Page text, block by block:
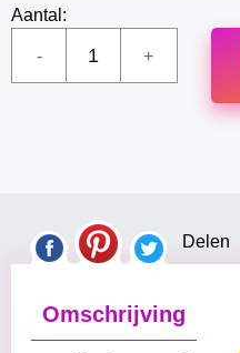
Aantal:
Delen
Omschrijving